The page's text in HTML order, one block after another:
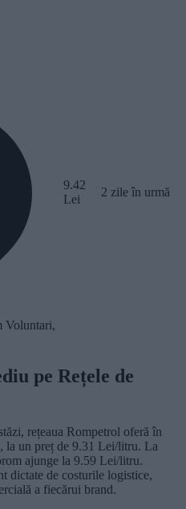
Voluntari,
9.42
Lei
2 zile în urmă
pe Rețele de
rețeaua Rompetrol oferă în
la un preț de 9.31 Lei/litru. La
ajunge la 9.59 Lei/litru.
dictate de costurile logistice,
a fiecărui brand.